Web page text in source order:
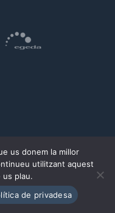
us donem la millor
utilitzant aquest
us plau.
de privadesa